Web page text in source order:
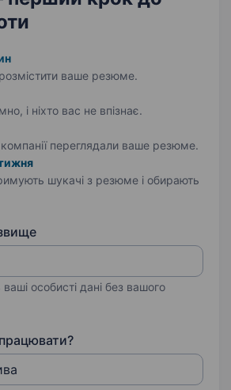
ваше резюме.
і ніхто вас не впізнає.
компанії переглядали ваше резюме.
шукачі з резюме і обирають
особисті дані без вашого